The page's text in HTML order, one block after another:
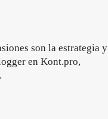
son la estrategia y
en Kont.pro,